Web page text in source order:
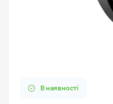
В наявності